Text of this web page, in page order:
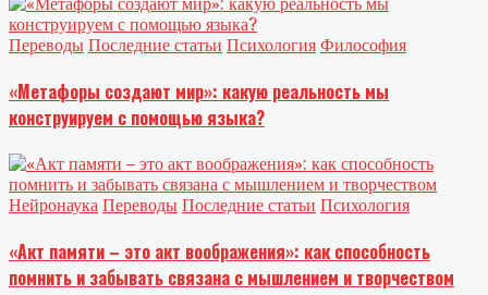
Переводы Последние статьи Психология Философия
«Метафоры создают мир»: какую реальность мы
конструируем с помощью языка?
Нейронаука Переводы Последние статьи Психология
«Акт памяти – это акт воображения»: как способность
помнить и забывать связана с мышлением и творчеством